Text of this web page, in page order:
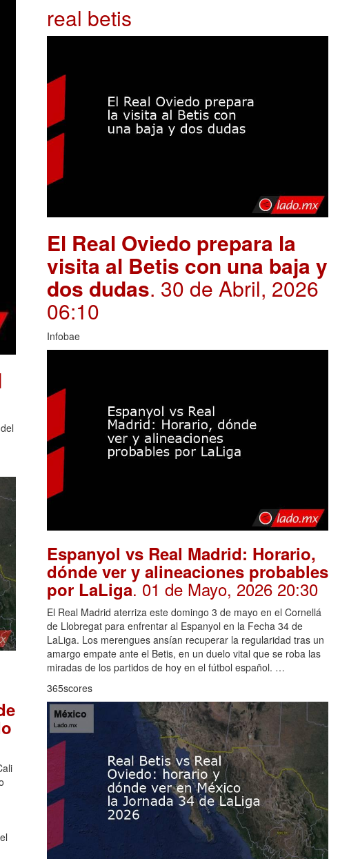
real betis
El Real Oviedo prepara la
visita al Betis con una baja y
dos dudas. 30 de Abril, 2026
06:10
Infobae
Espanyol vs Real Madrid: Horario,
dónde ver y alineaciones probables
por LaLiga. 01 de Mayo, 2026 20:30
El Real Madrid aterriza este domingo 3 de mayo en el Cornellá
de Llobregat para enfrentar al Espanyol en la Fecha 34 de
LaLiga. Los merengues ansían recuperar la regularidad tras un
amargo empate ante el Betis, en un duelo vital que se roba las
miradas de los partidos de hoy en el fútbol español. …
365scores